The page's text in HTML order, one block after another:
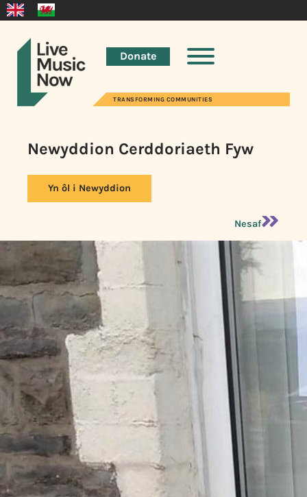
Donate
TRANSFORMING COMMUNITIES
Newyddion Cerddoriaeth Fyw
Yn ôl i Newyddion
Nesaf